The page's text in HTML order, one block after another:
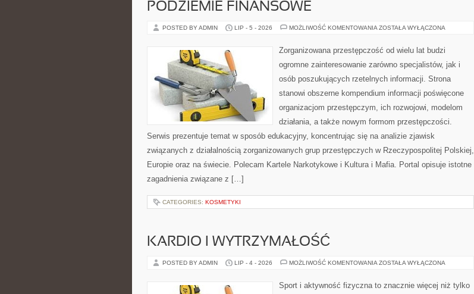
PODZIEMIE FINANSOWE
POSTED BY ADMIN LIP - 5 - 2026 MOŻLIWOŚĆ KOMENTOWANIA PODZIEMIE
ZOSTAŁA WYŁĄCZONA
Zorganizowana przestępczość od wielu lat budzi
ogromne zainteresowanie zarówno specjalistów, jak i
osób poszukujących rzetelnych informacji. Strona
stanowi obszerne kompendium informacji poświęcone
organizacjom przestępczym, ich rozwojowi, modelom
działania, a także nowym formom przestępczości.
Serwis prezentuje temat w sposób edukacyjny, koncentrując się na analizie zjawisk
związanych z działalnością zorganizowanych grup przestępczych w Rzeczypospolitej Polskiej,
Europie oraz na świecie. Polecam Kartele Narkotykowe i Kultura i Mafia. Portal opisuje istotne
zagadnienia związane z […]
CATEGORIES: KOSMETYKI
KARDIO I WYTRZYMAŁOŚĆ
POSTED BY ADMIN LIP - 4 - 2026 MOŻLIWOŚĆ KOMENTOWANIA KARDIO
ZOSTAŁA WYŁĄCZONA
Sport i aktywność fizyczna to znacznie więcej niż tylko